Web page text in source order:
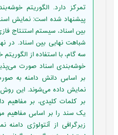
تمرکز دارد. الگوریتم
پیشنهاد شده است: نمایش
بین اسناد، سیستم استنتاج
شباهت نهایی بین اسناد. در
سه گام، با استفاده از الگوریتم
خوشه‌بندی اسناد صورت
بر اساس دانش دامنه به
نمایش داده می‌شوند. این
بر کلمات کلیدی، بر مفاهیم
یک سند را بر اساس مفاهیم
زیرگرافی از آنتولوژی